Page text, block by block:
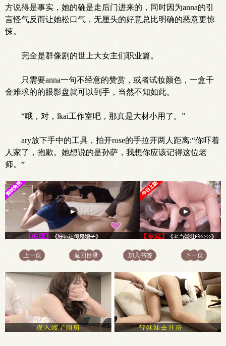
方说得是事实，她的确是走后门进来的，同时因为anna的引
言怪气反而让她松口气，无厘头的好意总比明确的恶意更惊
悚。
完全是群像剧的世上大女主们职业篇。
只需要anna一句不经意的赞赏，或者试妆颜色，一盒千
金难求的的眼影盘就可以到手，当然不知如此。
“哦，对，lkai工作室吧，那真是大材小用了。”
ary放下手中的工具，拍开rose的手拉开两人距离:“你吓着
人家了，抱歉。她想说的是孙萨，我想你应该记得这位老
师。”
上一页 返回目录 加入书签 下一页